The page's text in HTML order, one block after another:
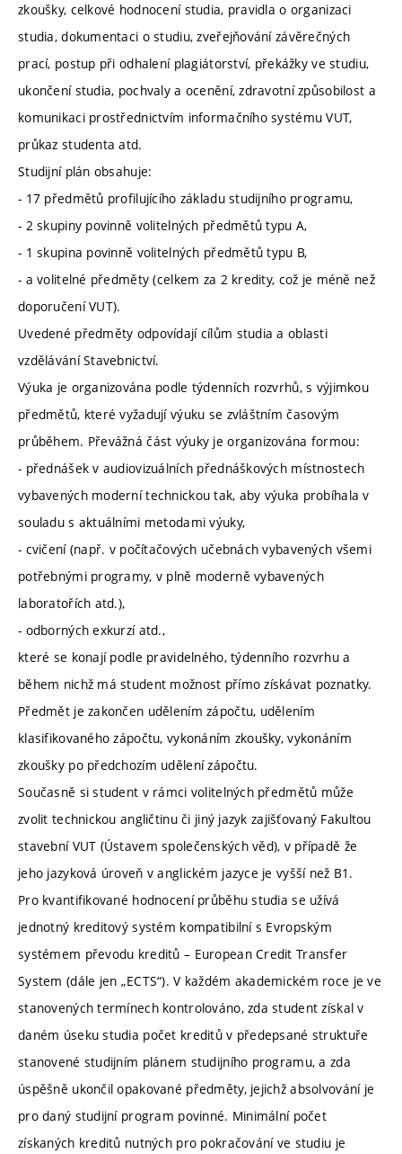
zkoušky, celkové hodnocení studia, pravidla o organizaci
studia, dokumentaci o studiu, zveřejňování závěrečných
prací, postup při odhalení plagiátorství, překážky ve studiu,
ukončení studia, pochvaly a ocenění, zdravotní způsobilost a
komunikaci prostřednictvím informačního systému VUT,
průkaz studenta atd.
Studijní plán obsahuje:
- 17 předmětů profilujícího základu studijního programu,
- 2 skupiny povinně volitelných předmětů typu A,
- 1 skupina povinně volitelných předmětů typu B,
- a volitelné předměty (celkem za 2 kredity, což je méně než
doporučení VUT).
Uvedené předměty odpovídají cílům studia a oblasti
vzdělávání Stavebnictví.
Výuka je organizována podle týdenních rozvrhů, s výjimkou
předmětů, které vyžadují výuku se zvláštním časovým
průběhem. Převážná část výuky je organizována formou:
- přednášek v audiovizuálních přednáškových místnostech
vybavených moderní technickou tak, aby výuka probíhala v
souladu s aktuálními metodami výuky,
- cvičení (např. v počítačových učebnách vybavených všemi
potřebnými programy, v plně moderně vybavených
laboratořích atd.),
- odborných exkurzí atd.,
které se konají podle pravidelného, týdenního rozvrhu a
během nichž má student možnost přímo získávat poznatky.
Předmět je zakončen udělením zápočtu, udělením
klasifikovaného zápočtu, vykonáním zkoušky, vykonáním
zkoušky po předchozím udělení zápočtu.
Současně si student v rámci volitelných předmětů může
zvolit technickou angličtinu či jiný jazyk zajišťovaný Fakultou
stavební VUT (Ústavem společenských věd), v případě že
jeho jazyková úroveň v anglickém jazyce je vyšší než B1.
Pro kvantifikované hodnocení průběhu studia se užívá
jednotný kreditový systém kompatibilní s Evropským
systémem převodu kreditů – European Credit Transfer
System (dále jen „ECTS“). V každém akademickém roce je ve
stanovených termínech kontrolováno, zda student získal v
daném úseku studia počet kreditů v předepsané struktuře
stanovené studijním plánem studijního programu, a zda
úspěšně ukončil opakované předměty, jejichž absolvování je
pro daný studijní program povinné. Minimální počet
získaných kreditů nutných pro pokračování ve studiu je